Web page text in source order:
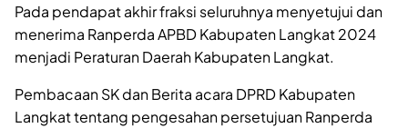
Pada pendapat akhir fraksi seluruhnya menyetujui dan
menerima Ranperda APBD Kabupaten Langkat 2024
menjadi Peraturan Daerah Kabupaten Langkat.
Pembacaan SK dan Berita acara DPRD Kabupaten
Langkat tentang pengesahan persetujuan Ranperda